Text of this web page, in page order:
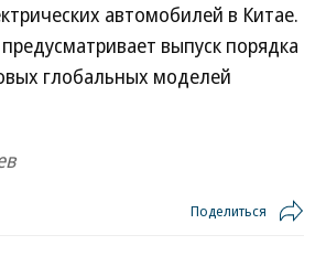
автомобилей в Китае.
выпуск порядка
глобальных моделей
Поделиться